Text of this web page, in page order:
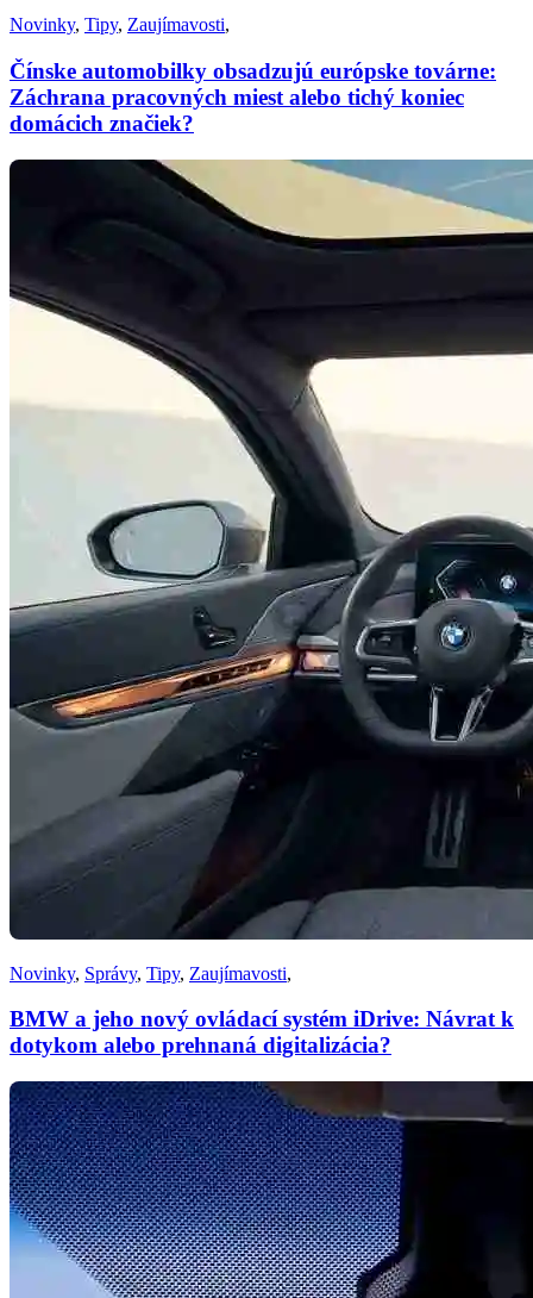
Novinky, Tipy, Zaujímavosti,
Čínske automobilky obsadzujú európske továrne:
Záchrana pracovných miest alebo tichý koniec
domácich značiek?
Novinky, Správy, Tipy, Zaujímavosti,
BMW a jeho nový ovládací systém iDrive: Návrat k
dotykom alebo prehnaná digitalizácia?